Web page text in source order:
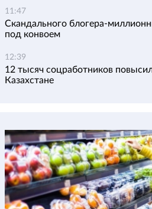
11:47
Скандального блогера-
под конвоем
12:39
12 тысяч соцработников
Казахстане